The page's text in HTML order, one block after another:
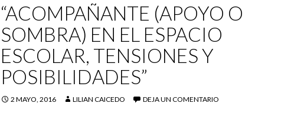
“ACOMPAÑANTE (APOYO O
SOMBRA) EN EL ESPACIO
ESCOLAR, TENSIONES Y
POSIBILIDADES”
2 MAYO, 2016 LILIAN CAICEDO DEJA UN COMENTARIO